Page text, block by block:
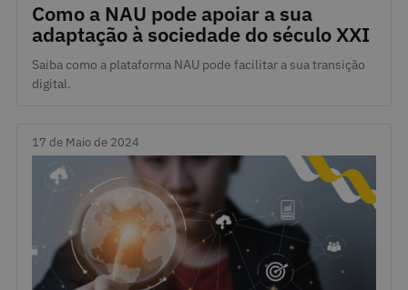
Como a NAU pode apoiar a sua
adaptação à sociedade do século XXI
Saiba como a plataforma NAU pode facilitar a sua transição
digital.
17 de Maio de 2024